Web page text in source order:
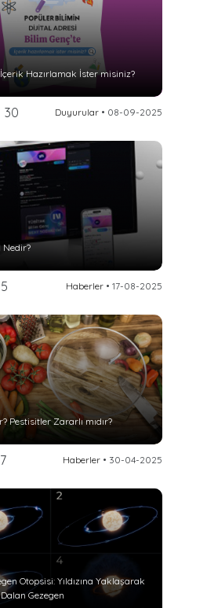
İçerik Hazırlamak İster misiniz?
30 Duyurular• 08-09-2025
Nedir?
5 Haberler• 17-08-2025
Pestisitler Zararlı mıdır?
7 Haberler• 30-04-2025
Otopsisi: Yıldızına Yaklaşarak
Gezegen